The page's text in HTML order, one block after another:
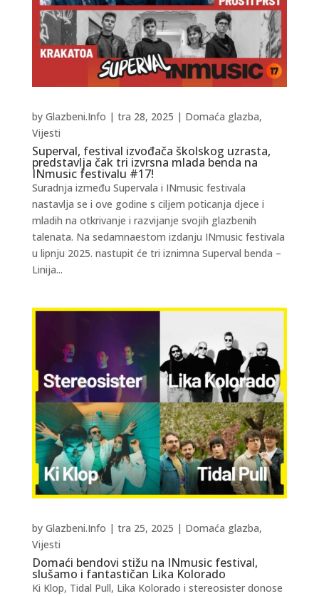
Superval, festival izvođača školskog uzrasta,
predstavlja čak tri izvrsna mlada benda na
INmusic festivalu #17!
by Glazbeni.Info | tra 28, 2025 | Domaća glazba,
Vijesti
Suradnja između Supervala i INmusic festivala
nastavlja se i ove godine s ciljem poticanja djece i
mladih na otkrivanje i razvijanje svojih glazbenih
talenata. Na sedamnaestom izdanju INmusic festivala
u lipnju 2025. nastupit će tri iznimna Superval benda –
Linija...
Domaći bendovi stižu na INmusic festival,
slušamo i fantastičan Lika Kolorado
by Glazbeni.Info | tra 25, 2025 | Domaća glazba,
Vijesti
Ki Klop, Tidal Pull, Lika Kolorado i stereosister donose